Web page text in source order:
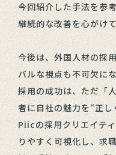
今回紹介した手法を参
継続的な改善を心がけ
今後は、外国人材の採
バルな視点も不可欠に
採用の成功は、ただ「
者に自社の魅力を“正
Piicの採用クリエイテ
りやすく可視化し、求